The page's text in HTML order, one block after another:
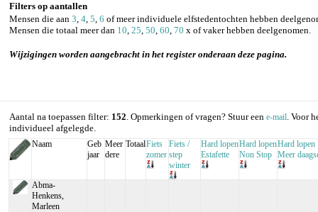
Filters op aantallen
Mensen die aan 3, 4, 5, 6 of meer individuele elfstedentochten hebben
Mensen die totaal meer dan 10, 25, 50, 60, 70 x of vaker hebben deelgenomen.
Wijzigingen worden aangebracht in het register onderaan deze pagina.
Aantal na toepassen filter: 152. Opmerkingen of vragen? Stuur een e-mail. Voor
individueel afgelegde.
Naam
Geb
jaar
Meer
dere
TotaalFiets
zomer
Fiets /
step
winter
Hard lopen
Estafette
Hard lopen
Non Stop
Hard lopen
Meer
Abma-
Henkens,
Marleen